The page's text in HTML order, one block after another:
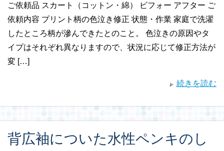
ご依頼品 スカート（コットン・綿） ビフォー アフター ご
依頼内容 プリント柄の色泣き修正 状態・作業 家庭で洗濯
したところ柄が滲んできたとのこと。 色泣きの原因やタ
イプはそれぞれ異なりますので、状況に応じて修正方法が
変 […]
続きを読む
背広袖についた水性ペンキのし